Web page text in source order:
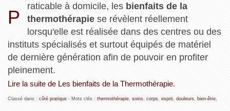
P
raticable à domicile, les bienfaits de la
thermothérapie se révèlent réellement
lorsqu'elle est réalisée dans des centres ou des
instituts spécialisés et surtout équipés de matériel
de dernière génération afin de pouvoir en profiter
pleinement.
Lire la suite de Les bienfaits de la Thermothérapie.
Classé dans : côté pratique- Mots clés : thermothérapie, soins, corps, esprit, douleurs, bien-être,